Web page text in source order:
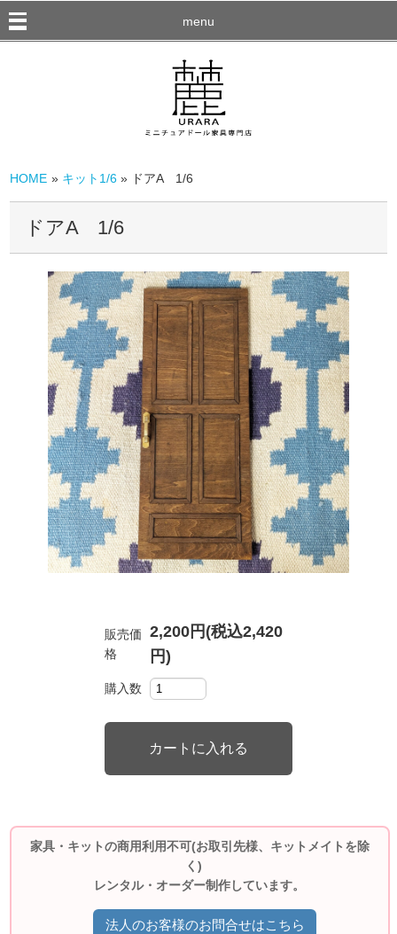
menu
HOME » キット1/6 » ドアA 1/6
ドアA 1/6
販売価
格
2,200円(税込2,420
円)
購入数
家具・キットの商用利用不可(お取引先様、キットメイトを除
く)
レンタル・オーダー制作しています。
法人のお客様のお問合せはこちら